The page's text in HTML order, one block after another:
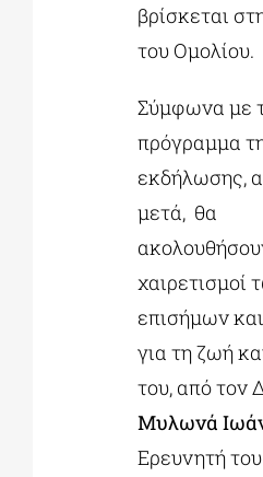
βρίσκεται
του Ομολίου.
Σύμφωνα με
πρόγραμμα
εκδήλωσης,
μετά, θα
χαιρετισμοί
επισήμων
για τη ζωή
του, από τον
Μυλωνά
Ερευνητή